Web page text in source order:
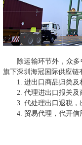
除运输环节外，众
旗下深圳海冠国际供应链
1. 进出口商品归类及
2. 代理进出口报关及
3. 代处理出口退税
4. 贸易代理，代开信